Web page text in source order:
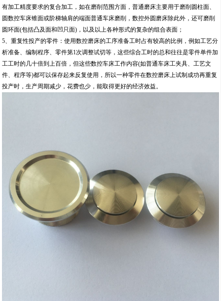
有加工精度要求的复合加工，如在磨削范围方面，普通磨床主要用于磨削圆柱面、
圆数控车床锥面或阶梯轴肩的端面普通车床磨削，数控外圆磨床除此外，还可磨削
圆环面(包括凸及面和凹只面)，以及以上各种形式的复杂的组合表面；
5、重复性投产的零件：使用数控磨床的工序准备工时占有较高的比例，例如工艺分
析准备、编制程序、零件第1次调整试切等，这些综合工时的总和往往是零件单件加
工工时的几十倍到上百倍，但这些数控车床工作内容(如普通车床工夹具、工艺文
件、程序等)都可以保存起来反复使用，所以一种零件在数控磨床上试制成功再重复
投产时，生产周期减少，花费也少，能取得更好的经济效益。